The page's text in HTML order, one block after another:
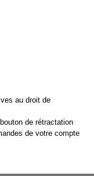
au droit de
de rétractation
de votre compte